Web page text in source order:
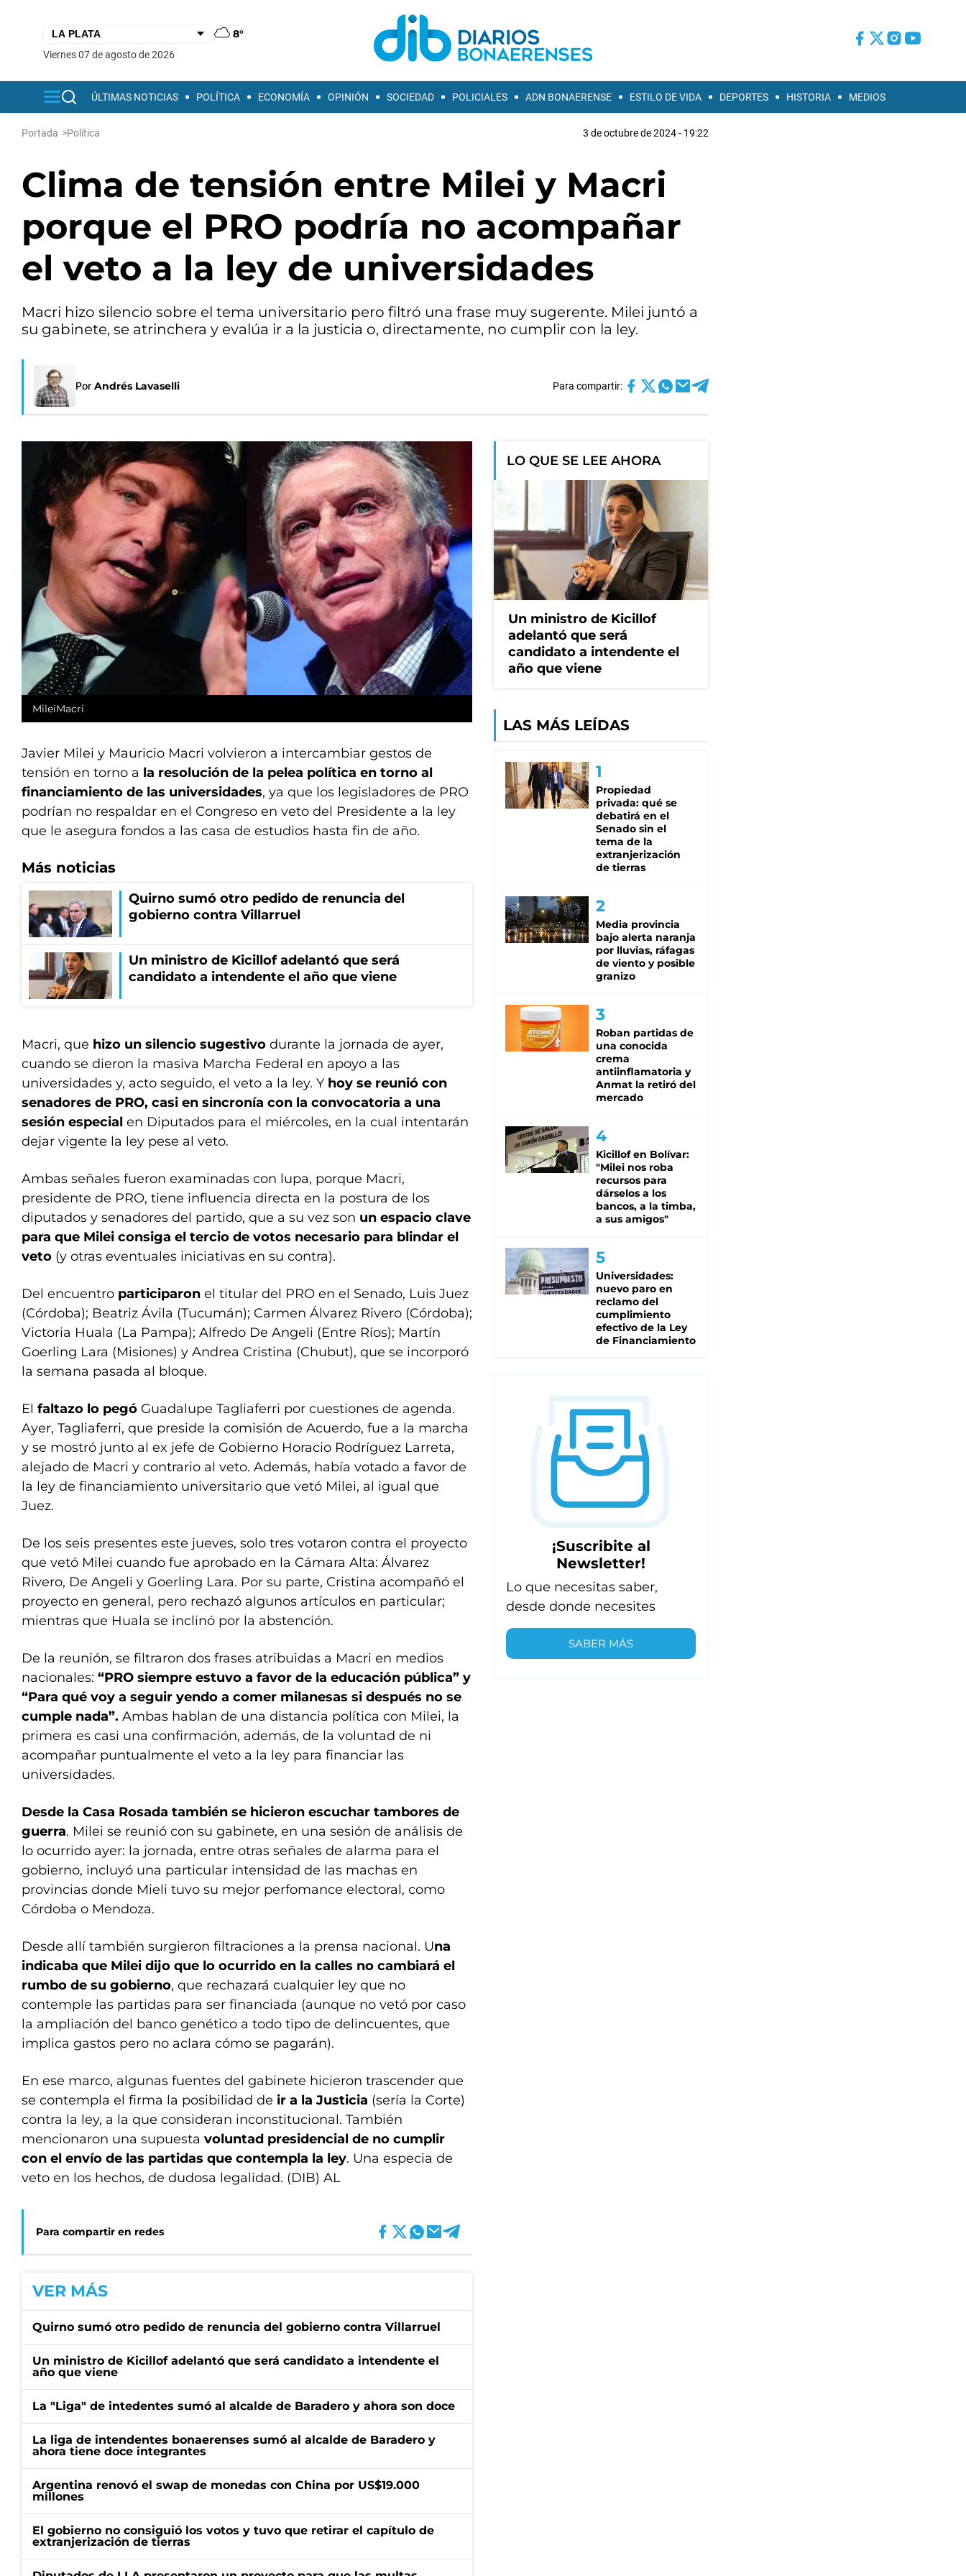
8°
viernes 07 de agosto de 2026
ÚLTIMAS NOTICIAS POLÍTICA ECONOMÍA OPINIÓN SOCIEDAD POLICIALES ADN BONAERENSE ESTILO DE VIDA DEPORTES HISTORIA MEDIOS
Portada >Política 3 de octubre de 2024 - 19:22
Clima de tensión entre Milei y Macri
porque el PRO podría no acompañar
el veto a la ley de universidades
Macri hizo silencio sobre el tema universitario pero filtró una frase muy sugerente. Milei juntó a
su gabinete, se atrinchera y evalúa ir a la justicia o, directamente, no cumplir con la ley.
Por Andrés Lavaselli Para compartir:
MileiMacri
Javier Milei y Mauricio Macri volvieron a intercambiar gestos de
tensión en torno a la resolución de la pelea política en torno al
financiamiento de las universidades, ya que los legisladores de PRO
podrían no respaldar en el Congreso en veto del Presidente a la ley
que le asegura fondos a las casa de estudios hasta fin de año.
Más noticias
Quirno sumó otro pedido de renuncia del
gobierno contra Villarruel
Un ministro de Kicillof adelantó que será
candidato a intendente el año que viene
Macri, que hizo un silencio sugestivo durante la jornada de ayer,
cuando se dieron la masiva Marcha Federal en apoyo a las
universidades y, acto seguido, el veto a la ley. Y hoy se reunió con
senadores de PRO, casi en sincronía con la convocatoria a una
sesión especial en Diputados para el miércoles, en la cual intentarán
dejar vigente la ley pese al veto.
Ambas señales fueron examinadas con lupa, porque Macri,
presidente de PRO, tiene influencia directa en la postura de los
diputados y senadores del partido, que a su vez son un espacio clave
para que Milei consiga el tercio de votos necesario para blindar el
veto (y otras eventuales iniciativas en su contra).
Del encuentro participaron el titular del PRO en el Senado, Luis Juez
(Córdoba); Beatriz Ávila (Tucumán); Carmen Álvarez Rivero (Córdoba);
Victoria Huala (La Pampa); Alfredo De Angeli (Entre Ríos); Martín
Goerling Lara (Misiones) y Andrea Cristina (Chubut), que se incorporó
la semana pasada al bloque.
El faltazo lo pegó Guadalupe Tagliaferri por cuestiones de agenda.
Ayer, Tagliaferri, que preside la comisión de Acuerdo, fue a la marcha
y se mostró junto al ex jefe de Gobierno Horacio Rodríguez Larreta,
alejado de Macri y contrario al veto. Además, había votado a favor de
la ley de financiamiento universitario que vetó Milei, al igual que
Juez.
De los seis presentes este jueves, solo tres votaron contra el proyecto
que vetó Milei cuando fue aprobado en la Cámara Alta: Álvarez
Rivero, De Angeli y Goerling Lara. Por su parte, Cristina acompañó el
proyecto en general, pero rechazó algunos artículos en particular;
mientras que Huala se inclinó por la abstención.
De la reunión, se filtraron dos frases atribuidas a Macri en medios
nacionales: “PRO siempre estuvo a favor de la educación pública” y
“Para qué voy a seguir yendo a comer milanesas si después no se
cumple nada”. Ambas hablan de una distancia política con Milei, la
primera es casi una confirmación, además, de la voluntad de ni
acompañar puntualmente el veto a la ley para financiar las
universidades.
Desde la Casa Rosada también se hicieron escuchar tambores de
guerra. Milei se reunió con su gabinete, en una sesión de análisis de
lo ocurrido ayer: la jornada, entre otras señales de alarma para el
gobierno, incluyó una particular intensidad de las machas en
provincias donde Mieli tuvo su mejor perfomance electoral, como
Córdoba o Mendoza.
Desde allí también surgieron filtraciones a la prensa nacional. Una
indicaba que Milei dijo que lo ocurrido en la calles no cambiará el
rumbo de su gobierno, que rechazará cualquier ley que no
contemple las partidas para ser financiada (aunque no vetó por caso
la ampliación del banco genético a todo tipo de delincuentes, que
implica gastos pero no aclara cómo se pagarán).
En ese marco, algunas fuentes del gabinete hicieron trascender que
se contempla el firma la posibilidad de ir a la Justicia (sería la Corte)
contra la ley, a la que consideran inconstitucional. También
mencionaron una supuesta voluntad presidencial de no cumplir
con el envío de las partidas que contempla la ley. Una especia de
veto en los hechos, de dudosa legalidad. (DIB) AL
Para compartir en redes
VER MÁS
Quirno sumó otro pedido de renuncia del gobierno contra Villarruel
Un ministro de Kicillof adelantó que será candidato a intendente el
año que viene
La "Liga" de intedentes sumó al alcalde de Baradero y ahora son doce
La liga de intendentes bonaerenses sumó al alcalde de Baradero y
ahora tiene doce integrantes
Argentina renovó el swap de monedas con China por US$19.000
millones
El gobierno no consiguió los votos y tuvo que retirar el capítulo de
extranjerización de tierras
LO QUE SE LEE AHORA
Un ministro de Kicillof
adelantó que será
candidato a intendente el
año que viene
LAS MÁS LEÍDAS
Propiedad
privada: qué se
debatirá en el
Senado sin el
tema de la
extranjerización
de tierras
Media provincia
bajo alerta naranja
por lluvias, ráfagas
de viento y posible
granizo
Roban partidas de
una conocida
crema
antiinflamatoria y
Anmat la retiró del
mercado
Kicillof en Bolívar:
"Milei nos roba
recursos para
dárselos a los
bancos, a la timba,
a sus amigos"
Universidades:
nuevo paro en
reclamo del
cumplimiento
efectivo de la Ley
de Financiamiento
¡Suscribite al
Newsletter!
Lo que necesitas saber,
desde donde necesites
SABER MÁS